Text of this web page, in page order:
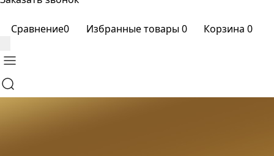
Сравнение0 Избранные товары0 Корзина 0